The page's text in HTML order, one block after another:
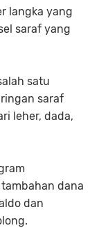
langka yang
saraf yang
satu
saraf
leher, dada,
dana
dan